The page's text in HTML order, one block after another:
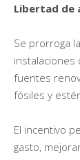
Libertad de
Se prorroga
instalaciones
fuentes
fósiles y
El incentivo
gasto,